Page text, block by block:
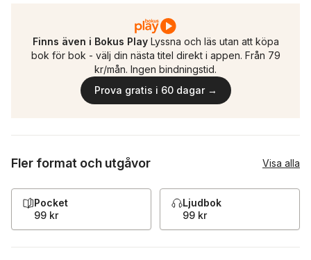
Finns även i Bokus Play Lyssna och läs utan att köpa
bok för bok - välj din nästa titel direkt i appen. Från 79
kr/mån. Ingen bindningstid.
Prova gratis i 60 dagar →
Fler format och utgåvor Visa alla
Pocket
99 kr
Ljudbok
99 kr